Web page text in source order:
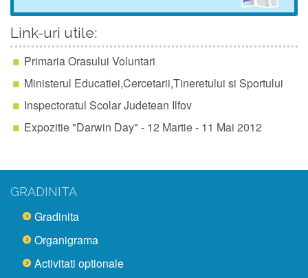
Link-uri utile:
Primaria Orasului Voluntari
Ministerul Educatiei,Cercetarii,Tineretului si Sportului
Inspectoratul Scolar Judetean Ilfov
Expozitie "Darwin Day" - 12 Martie - 11 Mai 2012
GRADINITA
Gradinita
Organigrama
Activitati optionale